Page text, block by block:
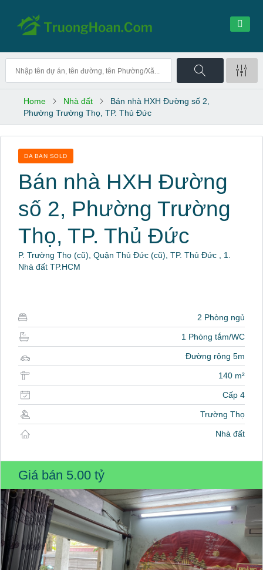
Home Nhà đất
Bán nhà HXH Đường số 2,
Phường Trường Thọ, TP. Thủ Đức
DA BAN SOLD
Bán nhà HXH Đường
số 2, Phường Trường
Thọ, TP. Thủ Đức
P. Trường Thọ (cũ), Quận Thủ Đức (cũ), TP. Thủ Đức , 1.
Nhà đất TP.HCM
2 Phòng ngủ
1 Phòng tắm/WC
Đường rộng 5m
140 m²
Cấp 4
Trường Thọ
Nhà đất
Giá bán 5.00 tỷ